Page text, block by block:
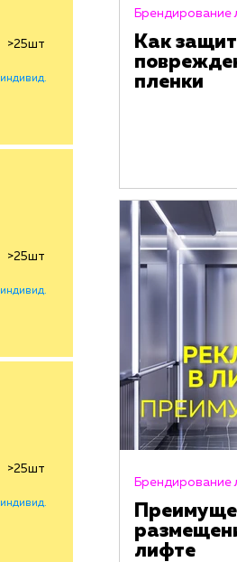
>25шт
индивид.
>25шт
индивид.
>25шт
индивид.
Как
пленки
Брендирование
лифте
Брендирование